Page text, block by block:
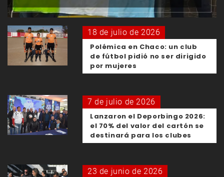
18 de julio de 2026
Polémica en Chaco: un club
de fútbol pidió no ser dirigido
por mujeres
7 de julio de 2026
Lanzaron el Deporbingo 2026:
el 70% del valor del cartón se
destinará para los clubes
23 de junio de 2026